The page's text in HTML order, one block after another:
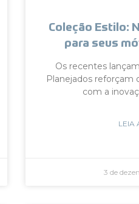
Coleção Estilo:
para seus
Os recentes
Planejados reforçam
com a
LEIA
3 de